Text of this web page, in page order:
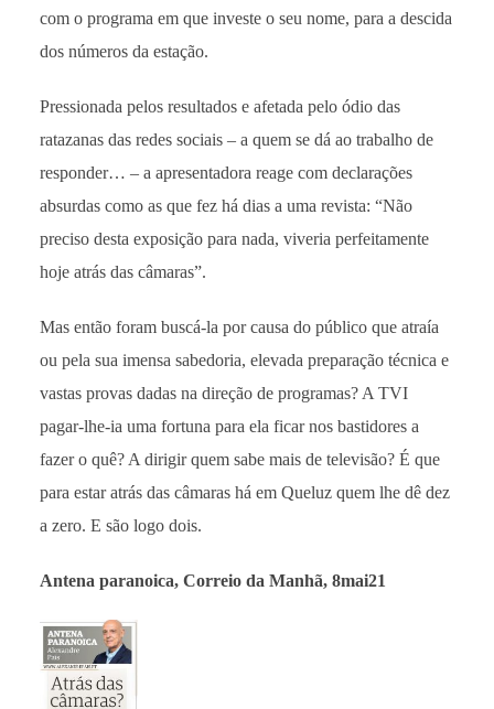
com o programa em que investe o seu nome, para a descida
dos números da estação.
Pressionada pelos resultados e afetada pelo ódio das
ratazanas das redes sociais – a quem se dá ao trabalho de
responder… – a apresentadora reage com declarações
absurdas como as que fez há dias a uma revista: “Não
preciso desta exposição para nada, viveria perfeitamente
hoje atrás das câmaras”.
Mas então foram buscá-la por causa do público que atraía
ou pela sua imensa sabedoria, elevada preparação técnica e
vastas provas dadas na direção de programas? A TVI
pagar-lhe-ia uma fortuna para ela ficar nos bastidores a
fazer o quê? A dirigir quem sabe mais de televisão? É que
para estar atrás das câmaras há em Queluz quem lhe dê dez
a zero. E são logo dois.
Antena paranoica, Correio da Manhã, 8mai21